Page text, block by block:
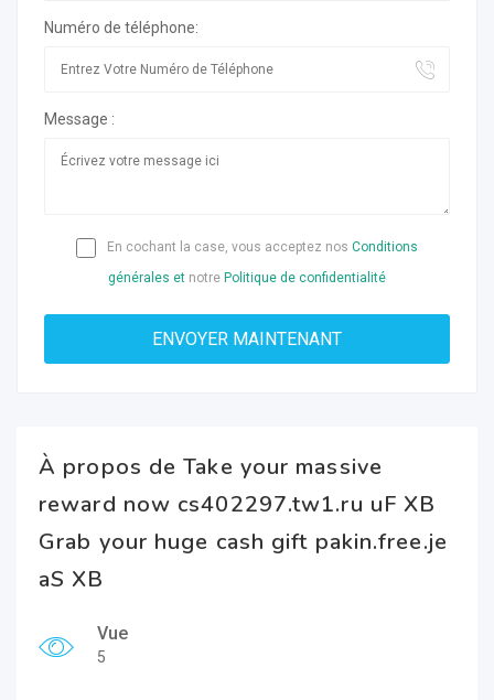
Numéro de téléphone:
Message :
En cochant la case, vous acceptez nos Conditions
générales et notre Politique de confidentialité
À propos de Take your massive
reward now cs402297.tw1.ru uF XB
Grab your huge cash gift pakin.free.je
aS XB
Vue
5